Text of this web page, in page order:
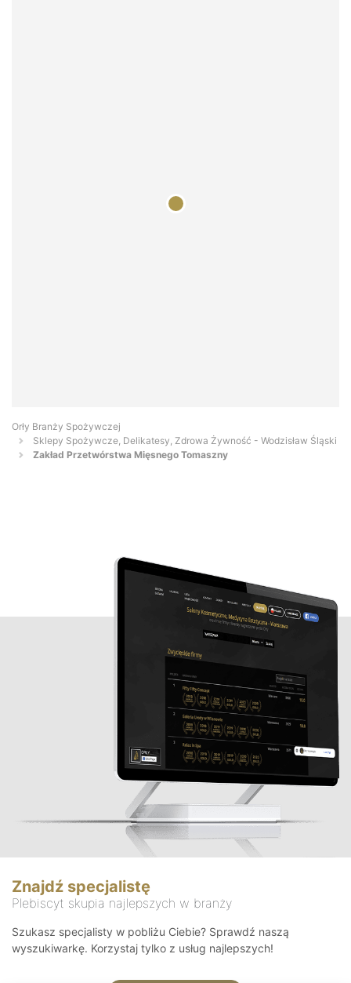
Orły Branży Spożywczej
Sklepy Spożywcze, Delikatesy, Zdrowa Żywność - Wodzisław Śląski
Zakład Przetwórstwa Mięsnego Tomaszny
Znajdź specjalistę
Plebiscyt skupia najlepszych w branży
Szukasz specjalisty w pobliżu Ciebie? Sprawdź naszą
wyszukiwarkę. Korzystaj tylko z usług najlepszych!